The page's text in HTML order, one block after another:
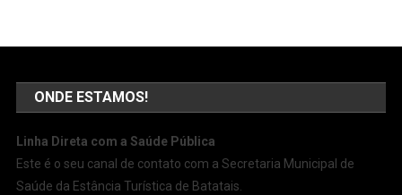
ONDE ESTAMOS!
Linha Direta com a Saúde Pública
Este é o seu canal de contato com a Secretaria Municipal de
Saúde da Estância Turística de Batatais.